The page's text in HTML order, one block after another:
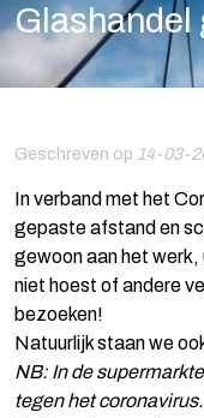
Glashandel
Geschreven op 14-03-
In verband met het
gepaste afstand en
gewoon aan het werk,
niet hoest of andere
bezoeken!
Natuurlijk staan we
NB: In de
tegen het